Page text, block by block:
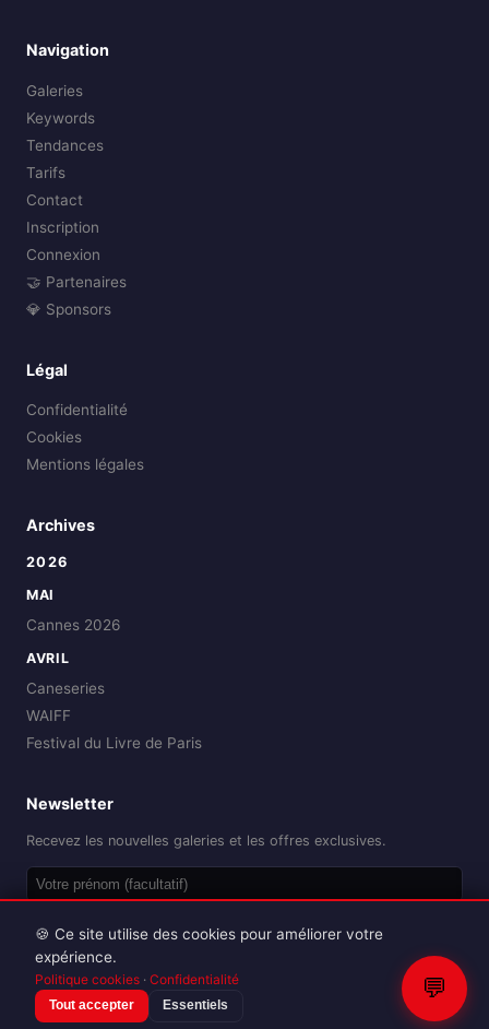
Navigation
Galeries
Keywords
Tendances
Tarifs
Contact
Inscription
Connexion
🤝 Partenaires
💎 Sponsors
Légal
Confidentialité
Cookies
Mentions légales
Archives
2026
MAI
Cannes 2026
AVRIL
Caneseries
WAIFF
Festival du Livre de Paris
Newsletter
Recevez les nouvelles galeries et les offres exclusives.
Reproduction interdite sans autorisation.
💬
🍪 Ce site utilise des cookies pour améliorer votre
expérience.
Politique cookies · Confidentialité
Tout accepter Essentiels